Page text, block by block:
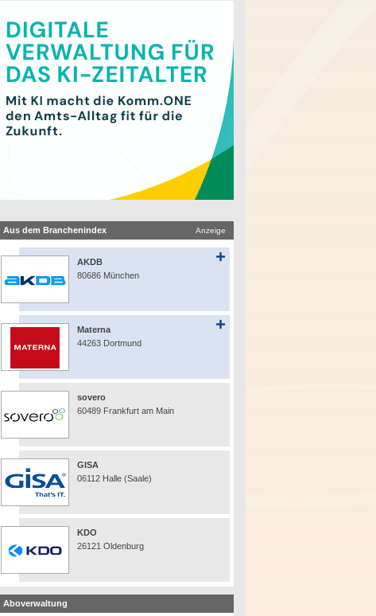
Aus dem Branchenindex Anzeige
AKDB
80686 München
Materna
44263 Dortmund
sovero
60489 Frankfurt am Main
GISA
06112 Halle (Saale)
KDO
26121 Oldenburg
Aboverwaltung